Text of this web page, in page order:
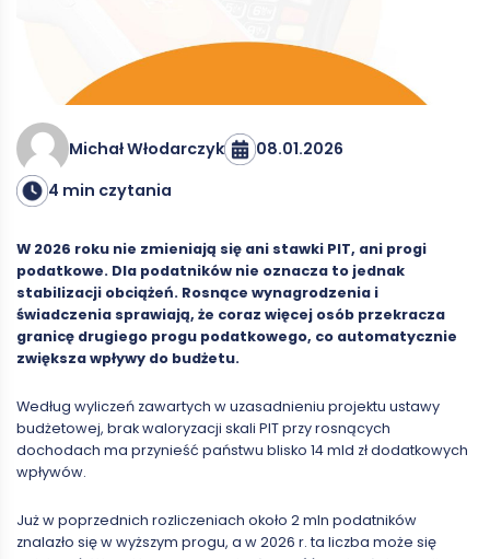
Michał Włodarczyk
08.01.2026
4 min czytania
W 2026 roku nie zmieniają się ani stawki PIT, ani progi
podatkowe. Dla podatników nie oznacza to jednak
stabilizacji obciążeń. Rosnące wynagrodzenia i
świadczenia sprawiają, że coraz więcej osób przekracza
granicę drugiego progu podatkowego, co automatycznie
zwiększa wpływy do budżetu.
Według wyliczeń zawartych w uzasadnieniu projektu ustawy
budżetowej, brak waloryzacji skali PIT przy rosnących
dochodach ma przynieść państwu blisko 14 mld zł dodatkowych
wpływów.
Już w poprzednich rozliczeniach około 2 mln podatników
znalazło się w wyższym progu, a w 2026 r. ta liczba może się